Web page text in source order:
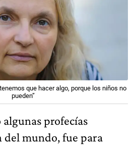
que hacer algo, porque los niños no
pueden”
algunas profecías
del mundo, fue para